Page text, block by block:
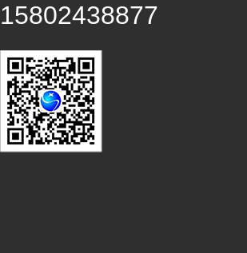
15802438877